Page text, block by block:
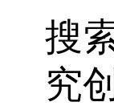
搜
究